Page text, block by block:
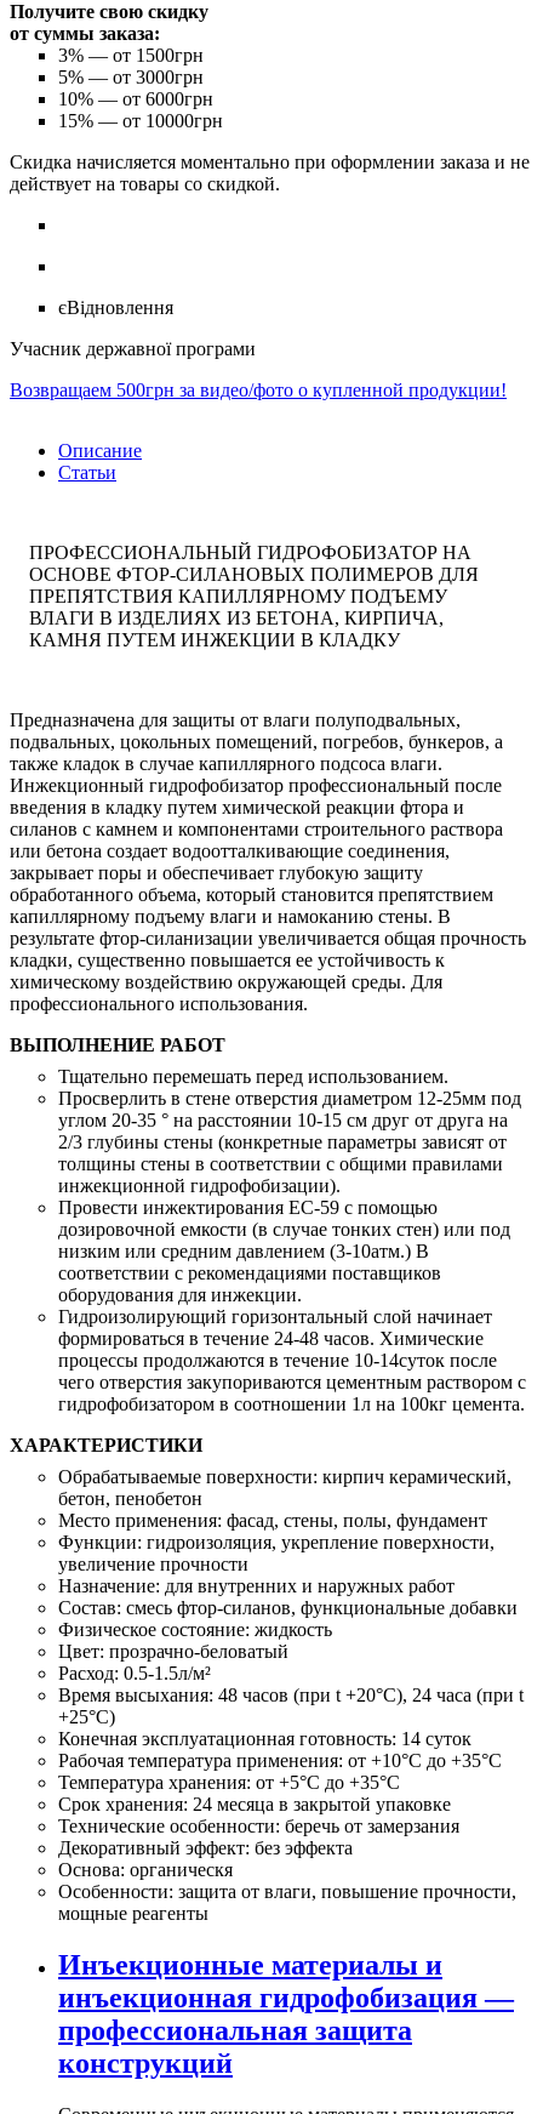
Получите свою скидку
от суммы заказа:
3% — от 1500грн
5% — от 3000грн
10% — от 6000грн
15% — от 10000грн
Скидка начисляется моментально при оформлении заказа и не
действует на товары со скидкой.
єВідновлення
Учасник державної програми
Возвращаем 500грн за видео/фото о купленной продукции!
Описание
Статьи
ПРОФЕССИОНАЛЬНЫЙ ГИДРОФОБИЗАТОР НА
ОСНОВЕ ФТОР-СИЛАНОВЫХ ПОЛИМЕРОВ ДЛЯ
ПРЕПЯТСТВИЯ КАПИЛЛЯРНОМУ ПОДЪЕМУ
ВЛАГИ В ИЗДЕЛИЯХ ИЗ БЕТОНА, КИРПИЧА,
КАМНЯ ПУТЕМ ИНЖЕКЦИИ В КЛАДКУ
Предназначена для защиты от влаги полуподвальных,
подвальных, цокольных помещений, погребов, бункеров, а
также кладок в случае капиллярного подсоса влаги.
Инжекционный гидрофобизатор профессиональный после
введения в кладку путем химической реакции фтора и
силанов с камнем и компонентами строительного раствора
или бетона создает водоотталкивающие соединения,
закрывает поры и обеспечивает глубокую защиту
обработанного объема, который становится препятствием
капиллярному подъему влаги и намоканию стены. В
результате фтор-силанизации увеличивается общая прочность
кладки, существенно повышается ее устойчивость к
химическому воздействию окружающей среды. Для
профессионального использования.
ВЫПОЛНЕНИЕ РАБОТ
Тщательно перемешать перед использованием.
Просверлить в стене отверстия диаметром 12-25мм под
углом 20-35 ° на расстоянии 10-15 см друг от друга на
2/3 глубины стены (конкретные параметры зависят от
толщины стены в соответствии с общими правилами
инжекционной гидрофобизации).
Провести инжектирования ЕС-59 с помощью
дозировочной емкости (в случае тонких стен) или под
низким или средним давлением (3-10атм.) В
соответствии с рекомендациями поставщиков
оборудования для инжекции.
Гидроизолирующий горизонтальный слой начинает
формироваться в течение 24-48 часов. Химические
процессы продолжаются в течение 10-14суток после
чего отверстия закупориваются цементным раствором с
гидрофобизатором в соотношении 1л на 100кг цемента.
ХАРАКТЕРИСТИКИ
Обрабатываемые поверхности: кирпич керамический,
бетон, пенобетон
Место применения: фасад, стены, полы, фундамент
Функции: гидроизоляция, укрепление поверхности,
увеличение прочности
Назначение: для внутренних и наружных работ
Состав: смесь фтор-силанов, функциональные добавки
Физическое состояние: жидкость
Цвет: прозрачно-беловатый
Расход: 0.5-1.5л/м²
Время высыхания: 48 часов (при t +20°С), 24 часа (при t
+25°С)
Конечная эксплуатационная готовность: 14 суток
Рабочая температура применения: от +10°C до +35°C
Температура хранения: от +5°C до +35°C
Срок хранения: 24 месяца в закрытой упаковке
Технические особенности: беречь от замерзания
Декоративный эффект: без эффекта
Основа: органическя
Особенности: защита от влаги, повышение прочности,
мощные реагенты
Инъекционные материалы и
инъекционная гидрофобизация —
профессиональная защита
конструкций